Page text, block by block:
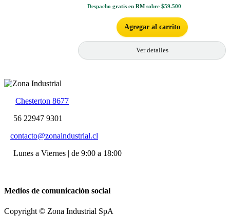
Despacho gratis en RM sobre $59.500
Agregar al carrito
Ver detalles
Chesterton 8677
56 22947 9301
contacto@zonaindustrial.cl
Lunes a Viernes | de 9:00 a 18:00
Medios de comunicación social
Copyright © Zona Industrial SpA